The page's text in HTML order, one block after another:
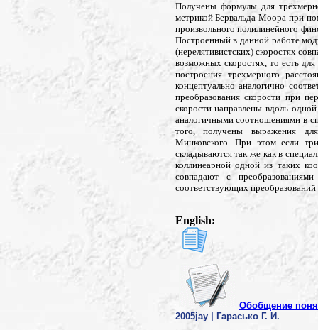
Получены формулы для
метрикой Бервальда-Моора при
произвольного полилинейного
Построенный в данной работе
(нерелятивистских) скоростях
возможных скоростях, то есть
построения трехмерного
концептуально аналогично
преобразования скорости при
скорости направлены вдоль
аналогичными соотношениями в
того, получены выражения
Минковского. При этом если
складываются так же как в
коллинеарной одной из таких
совпадают с
соответствующих
English:
Обобщение
2005jay | Гарасько Г. И.